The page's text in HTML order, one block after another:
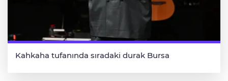
Kahkaha tufanında sıradaki durak Bursa